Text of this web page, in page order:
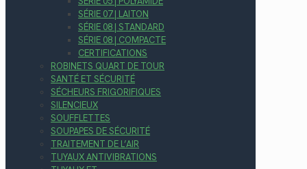
SÉRIE 07 | LAITON
SÉRIE 08 | STANDARD
SÉRIE 08 | COMPACTE
CERTIFICATIONS
ROBINETS QUART DE TOUR
SANTÉ ET SÉCURITÉ
SÉCHEURS FRIGORIFIQUES
SILENCIEUX
SOUFFLETTES
SOUPAPES DE SÉCURITÉ
TRAITEMENT DE L’AIR
TUYAUX ANTIVIBRATIONS